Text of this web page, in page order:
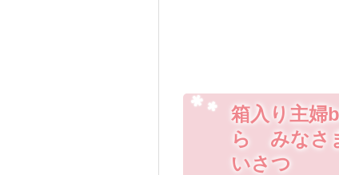
箱入り主婦
ら みなさ
いさつ